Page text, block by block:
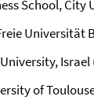
School,
Universität
Israel
of